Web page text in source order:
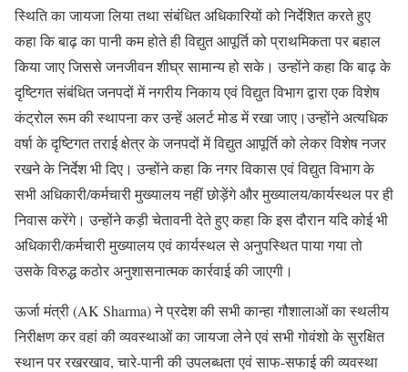
स्थिति का जायजा लिया तथा संबंधित अधिकारियों को निर्देशित करते हुए
कहा कि बाढ़ का पानी कम होते ही विद्युत आपूर्ति को प्राथमिकता पर बहाल
किया जाए जिससे जनजीवन शीघ्र सामान्य हो सके। उन्होंने कहा कि बाढ़ के
दृष्टिगत संबंधित जनपदों में नगरीय निकाय एवं विद्युत विभाग द्वारा एक विशेष
कंट्रोल रूम की स्थापना कर उन्हें अलर्ट मोड में रखा जाए।उन्होंने अत्यधिक
वर्षा के दृष्टिगत तराई क्षेत्र के जनपदों में विद्युत आपूर्ति को लेकर विशेष नजर
रखने के निर्देश भी दिए। उन्होंने कहा कि नगर विकास एवं विद्युत विभाग के
सभी अधिकारी/कर्मचारी मुख्यालय नहीं छोड़ेंगे और मुख्यालय/कार्यस्थल पर ही
निवास करेंगे। उन्होंने कड़ी चेतावनी देते हुए कहा कि इस दौरान यदि कोई भी
अधिकारी/कर्मचारी मुख्यालय एवं कार्यस्थल से अनुपस्थित पाया गया तो
उसके विरुद्ध कठोर अनुशासनात्मक कार्रवाई की जाएगी।
ऊर्जा मंत्री (AK Sharma) ने प्रदेश की सभी कान्हा गौशालाओं का स्थलीय
निरीक्षण कर वहां की व्यवस्थाओं का जायजा लेने एवं सभी गोवंशो के सुरक्षित
स्थान पर रखरखाव, चारे-पानी की उपलब्धता एवं साफ-सफाई की व्यवस्था